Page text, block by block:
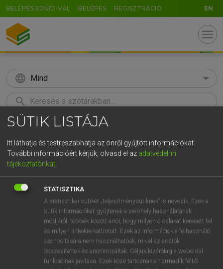
BELÉPÉS EDUID-VAL BELÉPÉS REGISZTRÁCIÓ EN
menu
language Mind
search
KERESÉS
Európai uniós terminológiai szótár
VAN ELŐFIZETÉSED?
Van előfizetésem a teljes szócikk megtekintéséhez.
SÜTIK LISTÁJA
Itt láthatja és testreszabhatja az önről gyűjtött információkat.
További információért kérjük, olvasd el az adatvédelmi
tájékoztatónkat.
STATISZTIKA
A statisztikai sütiket „teljesítménysütiknek” is nevezik. Ezek a
sütik információkat gyűjtenek a webhely használatának
módjáról, többek között arról, hogy milyen oldalakat keresett fel
és milyen linkekre kattintott. Ezek az információk a felhasználó
azonosítására nem használhatóak, mivel az adatok
összesítettek és anonimizáltak. Céljuk kizárólag a weboldal
funkcióinak javítása. Ezek közé tartoznak a harmadik féltől
GR
t z u i o p
g h j k l é á ű Ω
n m , . AltGr